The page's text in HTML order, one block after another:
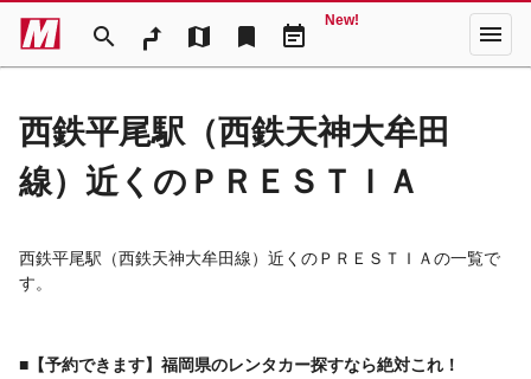
search map bookmark event_note
New! menu
西鉄平尾駅（西鉄天神大牟田
線）近くのＰＲＥＳＴＩＡ
西鉄平尾駅（西鉄天神大牟田線）近くのＰＲＥＳＴＩＡの一覧で
す。
■【予約できます】福岡県のレンタカー探すなら絶対これ！